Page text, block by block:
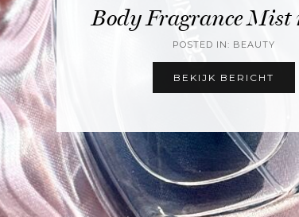
Body Fragrance Mist
POSTED IN: BEAUTY
BEKIJK BERICHT